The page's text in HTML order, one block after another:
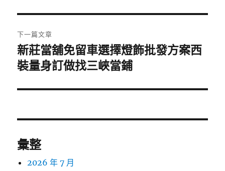
覽
文
章:
下一篇文章
下
一
文
新莊當舖免留車選擇燈飾批發方案西
裝量身訂做找三峽當鋪
彙整
2026 年 7 月